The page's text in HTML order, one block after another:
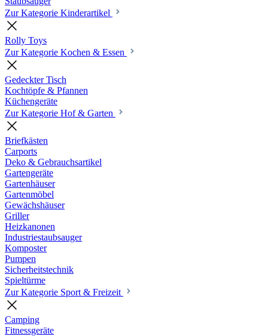
Zur Kategorie Kinderartikel
Rolly Toys
Zur Kategorie Kochen & Essen
Gedeckter Tisch
Kochtöpfe & Pfannen
Küchengeräte
Zur Kategorie Hof & Garten
Briefkästen
Carports
Deko & Gebrauchsartikel
Gartengeräte
Gartenhäuser
Gartenmöbel
Gewächshäuser
Griller
Heizkanonen
Industriestaubsauger
Komposter
Pumpen
Sicherheitstechnik
Spieltürme
Zur Kategorie Sport & Freizeit
Camping
Fitnessgeräte